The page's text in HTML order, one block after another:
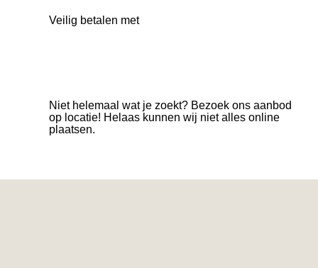
Veilig betalen met
Niet helemaal wat je zoekt? Bezoek ons aanbod
op locatie! Helaas kunnen wij niet alles online
plaatsen.